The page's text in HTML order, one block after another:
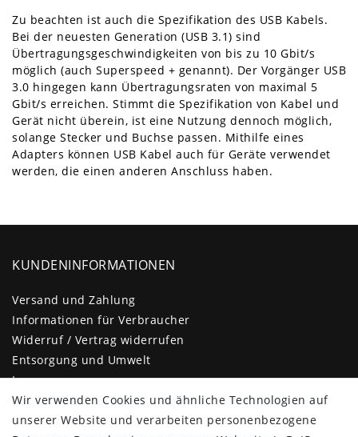
Zu beachten ist auch die Spezifikation des USB Kabels.
Bei der neuesten Generation (USB 3.1) sind
Übertragungsgeschwindigkeiten von bis zu 10 Gbit/s
möglich (auch Superspeed + genannt). Der Vorgänger USB
3.0 hingegen kann Übertragungsraten von maximal 5
Gbit/s erreichen. Stimmt die Spezifikation von Kabel und
Gerät nicht überein, ist eine Nutzung dennoch möglich,
solange Stecker und Buchse passen. Mithilfe eines
Adapters können USB Kabel auch für Geräte verwendet
werden, die einen anderen Anschluss haben.
KUNDENINFORMATIONEN
Versand und Zahlung
Informationen für Verbraucher
Widerruf / Vertrag widerrufen
Entsorgung und Umwelt
Impressum
Daten­schutz­erklärung
AGB
Wir verwenden Cookies und ähnliche Technologien auf
unserer Website und verarbeiten personenbezogene